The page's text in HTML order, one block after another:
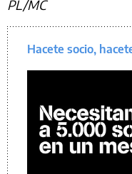
PL/MC
Hacete socio,